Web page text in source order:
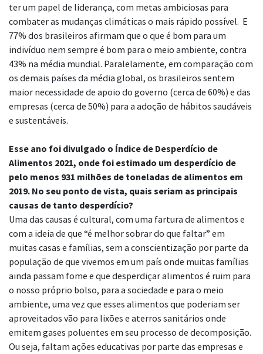
ter um papel de liderança, com metas ambiciosas para
combater as mudanças climáticas o mais rápido possível. E
77% dos brasileiros afirmam que o que é bom para um
indivíduo nem sempre é bom para o meio ambiente, contra
43% na média mundial. Paralelamente, em comparação com
os demais países da média global, os brasileiros sentem
maior necessidade de apoio do governo (cerca de 60%) e das
empresas (cerca de 50%) para a adoção de hábitos saudáveis
e sustentáveis.
Esse ano foi divulgado o Índice de Desperdício de
Alimentos 2021, onde foi estimado um desperdício de
pelo menos 931 milhões de toneladas de alimentos em
2019. No seu ponto de vista, quais seriam as principais
causas de tanto desperdício?
Uma das causas é cultural, com uma fartura de alimentos e
com a ideia de que “é melhor sobrar do que faltar” em
muitas casas e famílias, sem a conscientização por parte da
população de que vivemos em um país onde muitas famílias
ainda passam fome e que desperdiçar alimentos é ruim para
o nosso próprio bolso, para a sociedade e para o meio
ambiente, uma vez que esses alimentos que poderiam ser
aproveitados vão para lixões e aterros sanitários onde
emitem gases poluentes em seu processo de decomposição.
Ou seja, faltam ações educativas por parte das empresas e